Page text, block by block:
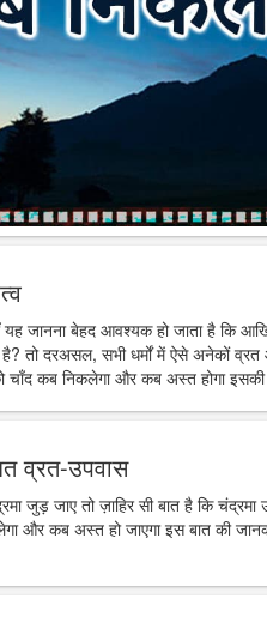
जानना बेहद आवश्यक हो जाता है कि
है? तो दरअसल, सभी धर्मों में ऐसे अनेकों व्रत
चाँद कब निकलेगा और कब अस्त होगा
व्रत-उपवास
जुड़ जाए तो ज़ाहिर सी बात है कि
और कब अस्त हो जाएगा इस बात की